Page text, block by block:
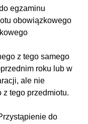
egzaminu
obowiązkowego
z tego samego
roku lub w
ale nie
tego przedmiotu.
do